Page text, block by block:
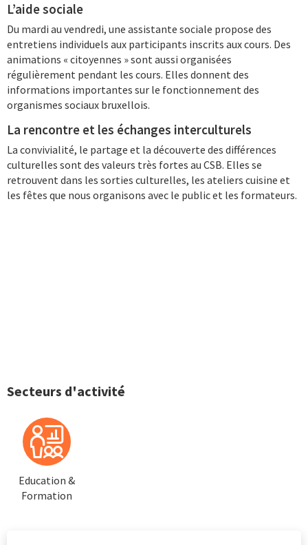
L’aide sociale
Du mardi au vendredi, une assistante sociale propose des
entretiens individuels aux participants inscrits aux cours. Des
animations « citoyennes » sont aussi organisées
régulièrement pendant les cours. Elles donnent des
informations importantes sur le fonctionnement des
organismes sociaux bruxellois.
La rencontre et les échanges interculturels
La convivialité, le partage et la découverte des différences
culturelles sont des valeurs très fortes au CSB. Elles se
retrouvent dans les sorties culturelles, les ateliers cuisine et
les fêtes que nous organisons avec le public et les formateurs.
Secteurs d'activité
Education &
Formation